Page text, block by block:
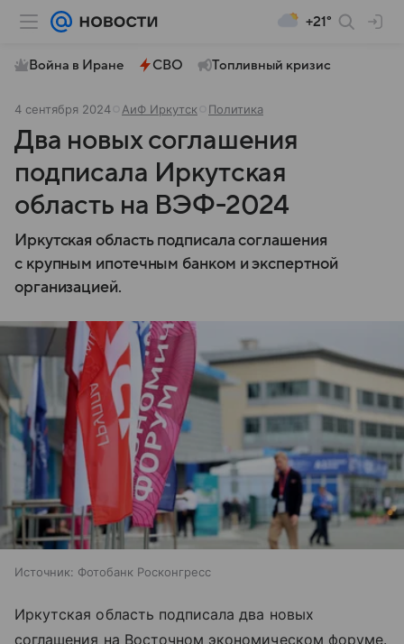
+21°
Война в Иране СВО Топливный кризис
4 сентября 2024 АиФ Иркутск Политика
Два новых соглашения
подписала Иркутская
область на ВЭФ-2024
Иркутская область подписала соглашения
с крупным ипотечным банком и экспертной
организацией.
Источник: Фотобанк Росконгресс
Иркутская область подписала два новых
соглашения на Восточном экономическом форуме.